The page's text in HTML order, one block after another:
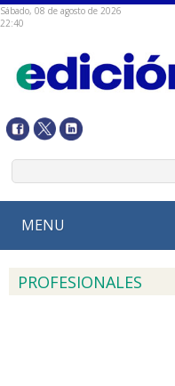
Sábado, 08 de agosto de 2026
22:40
MENU
PROFESIONALES